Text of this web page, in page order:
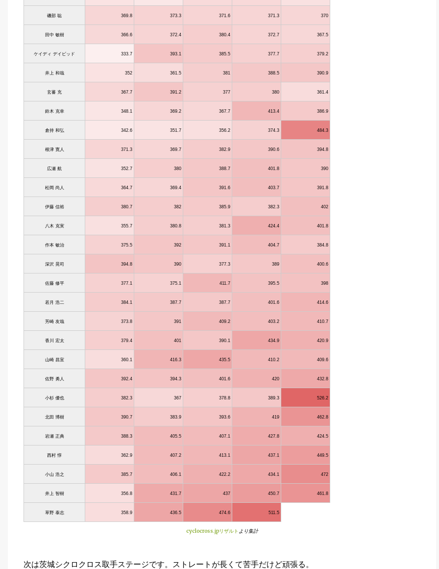
磯部 聡 369.8 373.3 371.6 371.3 370
田中 敏樹 366.6 372.4 380.4 372.7 367.5
ケイディ デイビッド 333.7 393.1 385.5 377.7 379.2
井上 和哉 352 361.5 381 388.5 390.9
玄蕃 充 367.7 391.2 377 380 361.4
鈴木 克幸 348.1 369.2 367.7 413.4 386.9
倉持 和弘 342.6 351.7 356.2 374.3 484.3
根津 寛人 371.3 369.7 382.9 390.6 394.8
広瀬 航 352.7 380 388.7 401.8 390
松岡 尚人 364.7 369.4 391.6 403.7 391.8
伊藤 信裕 380.7 382 385.9 382.3 402
八木 克実 355.7 380.8 381.3 424.4 401.8
作本 敏治 375.5 392 391.1 404.7 384.8
深沢 晃司 394.8 390 377.3 389 400.6
佐藤 修平 377.1 375.1 411.7 395.5 398
若月 浩二 384.1 387.7 387.7 401.6 414.6
芳崎 友哉 373.8 391 409.2 403.2 410.7
香川 宏太 379.4 401 390.1 434.9 420.9
山崎 昌宣 360.1 416.3 435.5 410.2 409.6
佐野 勇人 392.4 394.3 401.6 420 432.8
小杉 優也 382.3 367 378.8 389.3 526.2
北田 博樹 390.7 383.9 393.6 419 462.8
岩瀬 正典 388.3 405.5 407.1 427.8 424.5
西村 惇 362.9 407.2 413.1 437.1 449.5
小山 浩之 385.7 406.1 422.2 434.1 472
井上 智樹 356.8 431.7 437 450.7 461.8
草野 泰志 358.9 436.5 474.6 511.5
cyclocross.jpリザルト より集計
次は茨城シクロクロス取手ステージです。ストレートが長くて苦手だけど頑張る。